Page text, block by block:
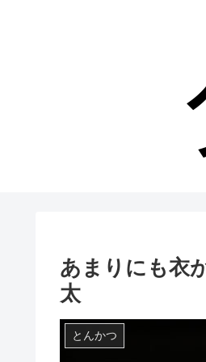
あまりにも衣
太
とんかつ